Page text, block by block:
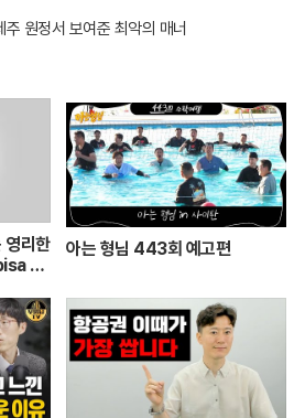
원정서 보여준 최악의 매너
영리한
da
아는 형님 443회 예고편